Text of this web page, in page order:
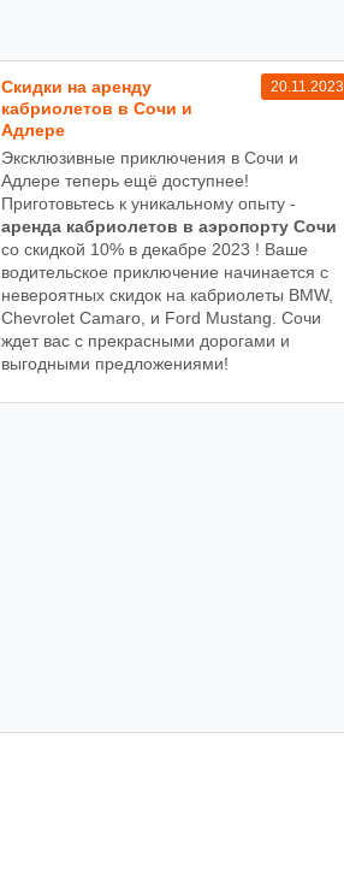
20.11.2023
Cкидки на аренду
кабриолетов в Сочи и
Адлере
Эксклюзивные приключения в Сочи и
Адлере теперь ещё доступнее!
Приготовьтесь к уникальному опыту -
аренда кабриолетов в аэропорту Сочи
со скидкой 10% в декабре 2023 ! Ваше
водительское приключение начинается с
невероятных скидок на кабриолеты BMW,
Chevrolet Camaro, и Ford Mustang. Сочи
ждет вас с прекрасными дорогами и
выгодными предложениями!